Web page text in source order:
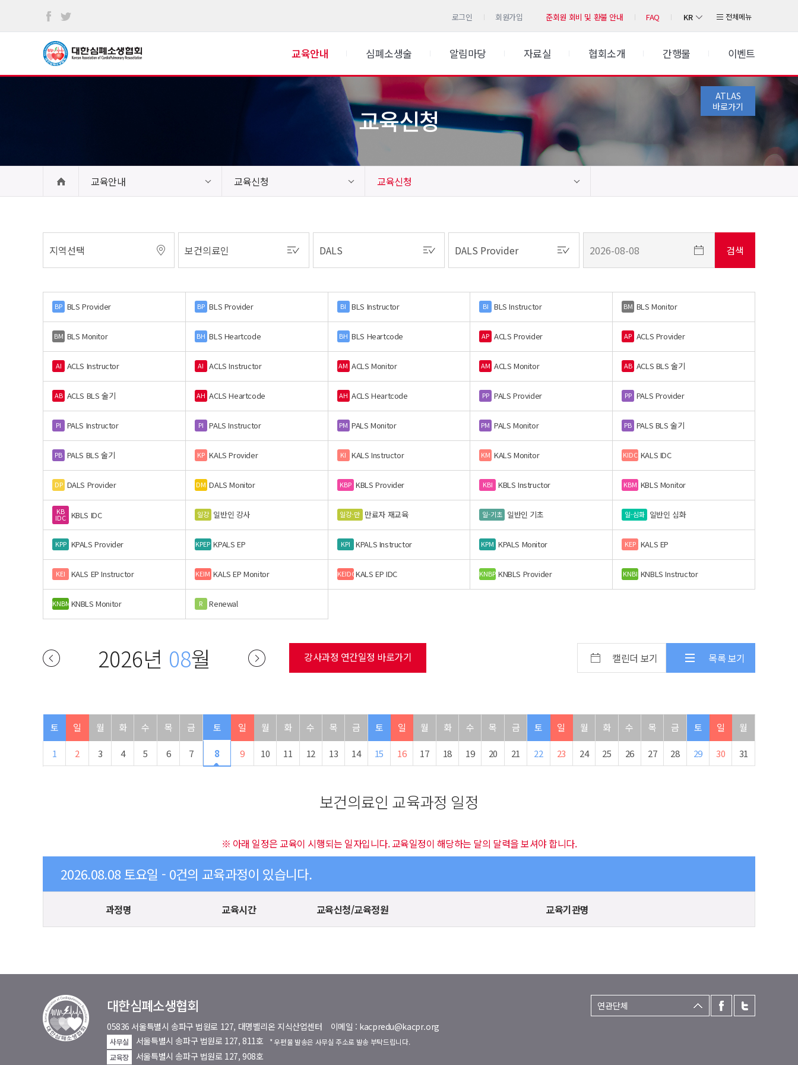
로그인 회원가입 준회원 회비 및 환불 안내 FAQ KR 전체메뉴
교육안내 심폐소생술 알림마당 자료실 협회소개 간행물 이벤트
ATLAS
바로가기
교육신청
교육안내 교육신청 교육신청
BP BLS Provider BP BLS Provider BI BLS Instructor BI BLS Instructor BM BLS Monitor
BM BLS Monitor BH BLS Heartcode BH BLS Heartcode AP ACLS Provider AP ACLS Provider
AI ACLS Instructor AI ACLS Instructor AM ACLS Monitor AM ACLS Monitor AB ACLS BLS 술기
AB ACLS BLS 술기 AH ACLS Heartcode AH ACLS Heartcode PP PALS Provider PP PALS Provider
PI PALS Instructor PI PALS Instructor PM PALS Monitor PM PALS Monitor PB PALS BLS 술기
PB PALS BLS 술기 KP KALS Provider KI KALS Instructor KM KALS Monitor KIDC KALS IDC
DP DALS Provider DM DALS Monitor KBP KBLS Provider KBI KBLS Instructor KBM KBLS Monitor
KB
IDC KBLS IDC 일강 일반인 강사 일강-만 만료자 재교육 일-기초 일반인 기초 일-심화 일반인 심화
KPP KPALS Provider KPEP KPALS EP KPI KPALS Instructor KPM KPALS Monitor KEP KALS EP
KEI KALS EP Instructor KEIM KALS EP Monitor KEIDCKALS EP IDC KNBP KNBLS Provider KNBI KNBLS Instructor
KNBM KNBLS Monitor R Renewal
2026년 08월 강사과정 연간일정 바로가기 캘린더 보기 목록 보기
토 일 월 화 수 목 금 토 일 월 화 수 목 금 토 일 월 화 수 목 금 토 일 월 화 수 목 금 토 일 월
1 2 3 4 5 6 7 8 9 10 11 12 13 14 15 16 17 18 19 20 21 22 23 24 25 26 27 28 29 30 31
보건의료인 교육과정 일정
※ 아래 일정은 교육이 시행되는 일자입니다. 교육일정이 해당하는 달의 달력을 보셔야 합니다.
2026.08.08 토요일 - 0건의 교육과정이 있습니다.
과정명 교육시간 교육신청/교육정원 교육기관명
대한심폐소생협회
05836 서울특별시 송파구 법원로 127, 대명벨리온 지식산업센터 이메일 : kacpredu@kacpr.org
사무실 서울특별시 송파구 법원로 127, 811호
* 우편물 발송은 사무실 주소로 발송 부탁드립니다.
교육장
서울특별시 송파구 법원로 127, 908호